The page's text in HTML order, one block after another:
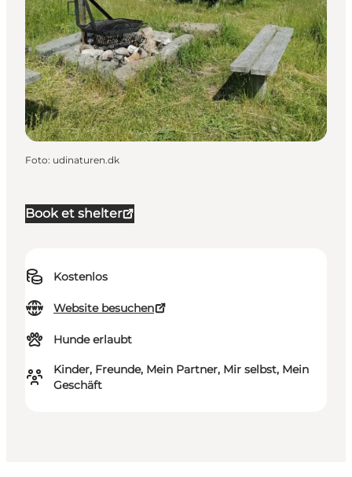
Book et shelter
Kostenlos
Website besuchen
Hunde erlaubt
Kinder, Freunde, Mein Partner, Mir selbst, Mein
Geschäft
Foto: udinaturen.dk